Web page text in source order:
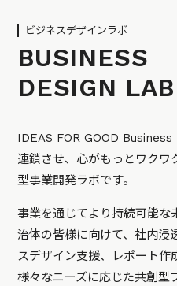
ビジネスデザインラボ
BUSINESS
DESIGN LAB
IDEAS FOR GOOD
連鎖させ、心がもっとワクワ
型事業開発ラボです。
事業を通じてより持続可能な
治体の皆様に向けて、社内浸
スデザイン支援、レポート作
様々なニーズに応じた共創型